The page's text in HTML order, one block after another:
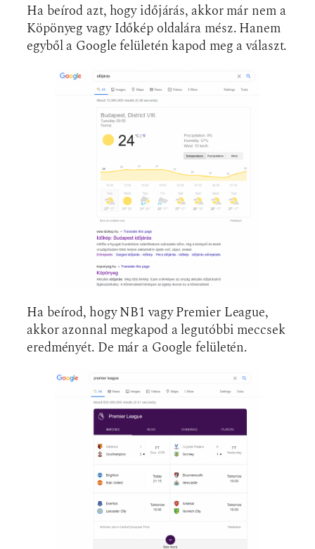
Ha beírod azt, hogy időjárás, akkor már nem a
Köpönyeg vagy Időkép oldalára mész. Hanem
egyből a Google felületén kapod meg a választ.
Ha beírod, hogy NB1 vagy Premier League,
akkor azonnal megkapod a legutóbbi meccsek
eredményét. De már a Google felületén.